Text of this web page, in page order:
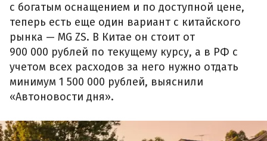
с богатым оснащением и по доступной цене,
теперь есть еще один вариант с китайского
рынка — MG ZS. В Китае он стоит от
900 000 рублей по текущему курсу, а в РФ с
учетом всех расходов за него нужно отдать
минимум 1 500 000 рублей, выяснили
«Автоновости дня».